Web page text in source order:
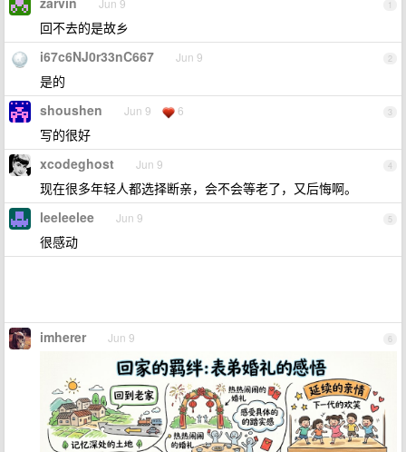
1
Jun 9
回不去的是故乡
2
i67c6NJ0r33nC667 Jun 9
是的
3
shoushen Jun 9 6
写的很好
4
xcodeghost Jun 9
现在很多年轻人都选择断亲，会不会等老了，又后悔啊。
5
leeleelee Jun 9
很感动
6
imherer Jun 9